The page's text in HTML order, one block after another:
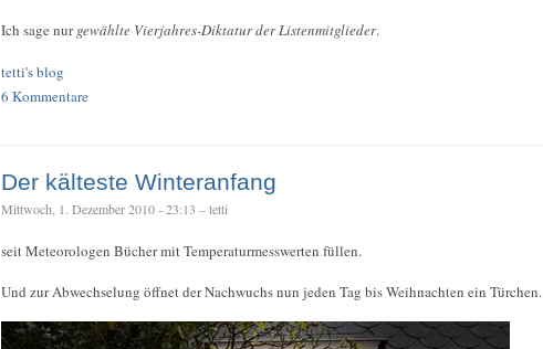
Ich sage nurgewählte Vierjahres-Diktatur der Listenmitglieder.
tetti's blog
6 Kommentare
Der kälteste Winteranfang
Mittwoch, 1. Dezember 2010 - 23:13 – tetti
seit Meteorologen Bücher mit Temperaturmesswerten füllen.
Und zur Abwechselung öffnet der Nachwuchs nun jeden Tag bis Weihnachten ein Türchen.